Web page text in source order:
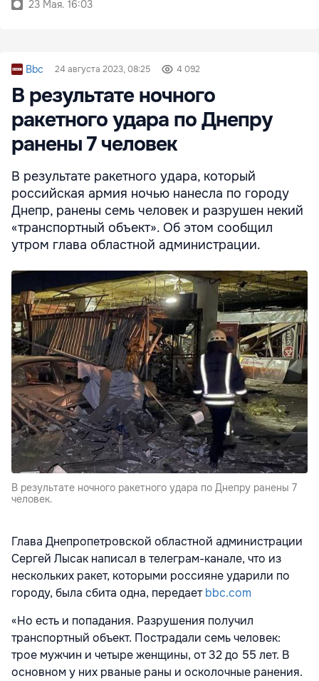
23 Мая. 16:03
Bbc 24 августа 2023, 08:25 4 092
В результате ночного
ракетного удара по Днепру
ранены 7 человек
В результате ракетного удара, который
российская армия ночью нанесла по городу
Днепр, ранены семь человек и разрушен некий
«транспортный объект». Об этом сообщил
утром глава областной администрации.
В результате ночного ракетного удара по Днепру ранены 7
человек.
Глава Днепропетровской областной администрации
Сергей Лысак написал в телеграм-канале, что из
нескольких ракет, которыми россияне ударили по
городу, была сбита одна, передаетbbc.com
«Но есть и попадания. Разрушения получил
транспортный объект. Пострадали семь человек:
трое мужчин и четыре женщины, от 32 до 55 лет. В
основном у них рваные раны и осколочные ранения.